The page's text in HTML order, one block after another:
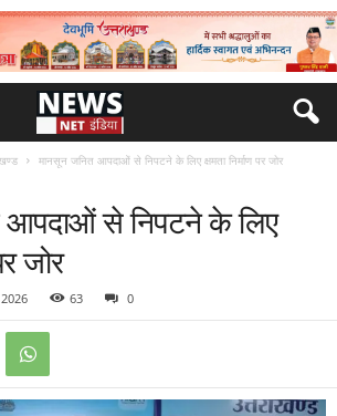
मानसून जनित आपदाओं से निपटने के लिए क्षमता निर्माण पर जोर
से निपटने के लिए
जोर
63 0